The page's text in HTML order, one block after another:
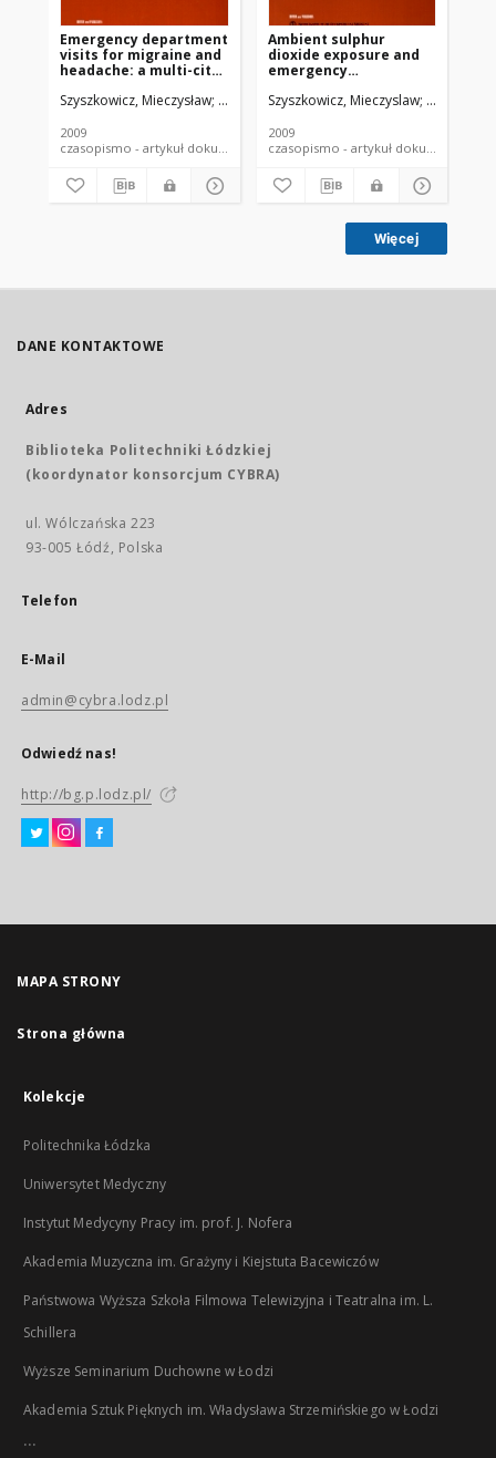
Emergency department
visits for migraine and
headache: a multi-city
Szyszkowicz, Mieczysław Kaplan, Gilaad G. Grafstein, Eric Rowe,
2009
czasopismo - artykuł dokument piśmienniczy
Ambient sulphur
dioxide exposure and
emergency
migraine in Vancouver,
Szyszkowicz, Mieczyslaw Rowe,
2009
czasopismo - artykuł
Więcej
DANE KONTAKTOWE
Adres
Biblioteka Politechniki Łódzkiej
(koordynator konsorcjum CYBRA)
ul. Wólczańska 223
93-005 Łódź, Polska
Telefon
E-Mail
admin@cybra.lodz.pl
Odwiedź nas!
http://bg.p.lodz.pl/
MAPA STRONY
Strona główna
Kolekcje
Politechnika Łódzka
Uniwersytet Medyczny
Instytut Medycyny Pracy im. prof. J. Nofera
Akademia Muzyczna im. Grażyny i Kiejstuta Bacewiczów
Państwowa Wyższa Szkoła Filmowa Telewizyjna i Teatralna im. L.
Schillera
Wyższe Seminarium Duchowne w Łodzi
Akademia Sztuk Pięknych im. Władysława Strzemińskiego w Łodzi
...